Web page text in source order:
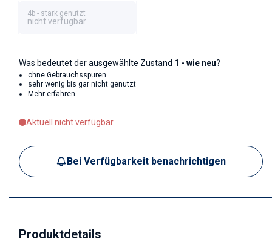
4b - stark genutzt
nicht verfügbar
Was bedeutet der ausgewählte Zustand 1 - wie neu?
ohne Gebrauchsspuren
sehr wenig bis gar nicht genutzt
Mehr erfahren
Aktuell nicht verfügbar
Bei Verfügbarkeit benachrichtigen
Produktdetails